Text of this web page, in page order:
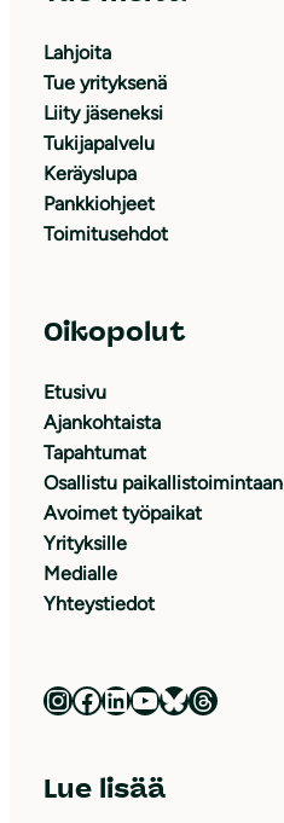
Lahjoita
Tue yrityksenä
Liity jäseneksi
Tukijapalvelu
Keräyslupa
Pankkiohjeet
Toimitusehdot
Oikopolut
Etusivu
Ajankohtaista
Tapahtumat
Osallistu paikallistoimintaan
Avoimet työpaikat
Yrityksille
Medialle
Yhteystiedot
Luonnonsuojeluliitto Instagramissa Luonnonsuojeluliitto Facebookissa Luonnonsuojeluliitto LinkedInissä Luonnonsuojeluliiton YouTube-kanava Luonnonsuojeluliitto Blueskyssa Luonnonsuojeluliitto Threadsissa
Lue lisää